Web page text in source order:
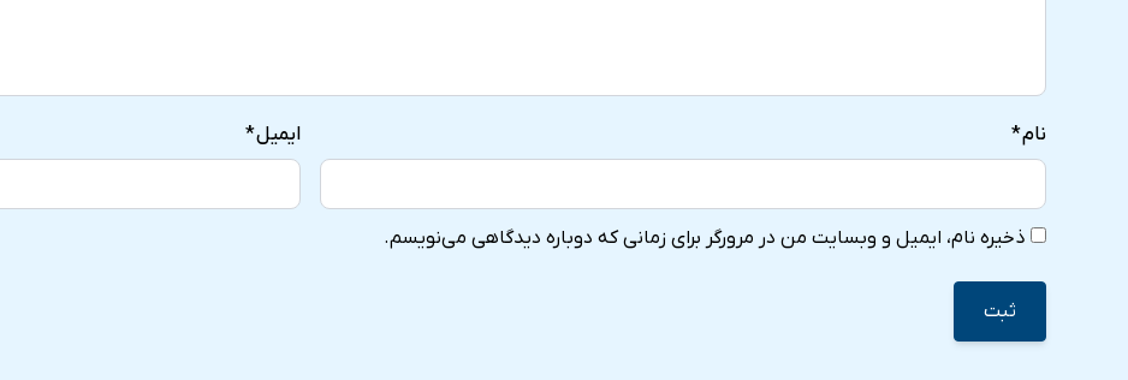
نام* ایمیل*
ذخیره نام، ایمیل و وبسایت من در مرورگر برای زمانی که دوباره دیدگاهی می‌نویسم.